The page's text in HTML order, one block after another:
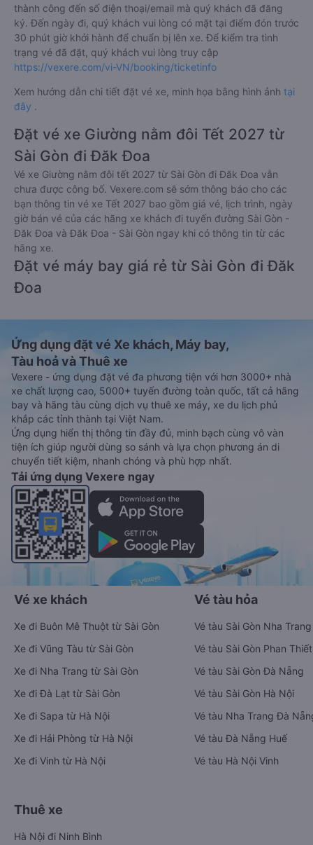
thành công đến số điện thoại/email mà quý khách đã đăng
ký. Đến ngày đi, quý khách vui lòng có mặt tại điểm đón trước
30 phút giờ khởi hành để chuẩn bị lên xe. Để kiểm tra tình
trạng vé đã đặt, quý khách vui lòng truy cập
https://vexere.com/vi-VN/booking/ticketinfo
Xem hướng dẫn chi tiết đặt vé xe, minh họa bằng hình ảnh tại
đây .
Đặt vé xe Giường nằm đôi Tết 2027 từ
Sài Gòn đi Đăk Đoa
Vé xe Giường nằm đôi tết 2027 từ Sài Gòn đi Đăk Đoa vẫn
chưa được công bố. Vexere.com sẽ sớm thông báo cho các
bạn thông tin vé xe Tết 2027 bao gồm giá vé, lịch trình, ngày
giờ bán vé của các hãng xe khách đi tuyến đường Sài Gòn -
Đăk Đoa và Đăk Đoa - Sài Gòn ngay khi có thông tin từ các
hãng xe.
Đặt vé máy bay giá rẻ từ Sài Gòn đi Đăk
Đoa
Ứng dụng đặt vé Xe khách, Máy bay,
Tàu hoả và Thuê xe
Vexere - ứng dụng đặt vé đa phương tiện với hơn 3000+ nhà
xe chất lượng cao, 5000+ tuyến đường toàn quốc, tất cả hãng
bay và hãng tàu cùng dịch vụ thuê xe máy, xe du lịch phủ
khắp các tỉnh thành tại Việt Nam.
Ứng dụng hiển thị thông tin đầy đủ, minh bạch cùng vô vàn
tiện ích giúp người dùng so sánh và lựa chọn phương án di
chuyển tiết kiệm, nhanh chóng và phù hợp nhất.
Tải ứng dụng Vexere ngay
Vé xe khách
Xe đi Buôn Mê Thuột từ Sài Gòn
Xe đi Vũng Tàu từ Sài Gòn
Xe đi Nha Trang từ Sài Gòn
Xe đi Đà Lạt từ Sài Gòn
Xe đi Sapa từ Hà Nội
Xe đi Hải Phòng từ Hà Nội
Xe đi Vinh từ Hà Nội
Vé tàu hỏa
Vé tàu Sài Gòn Nha Trang
Vé tàu Sài Gòn Phan Thiết
Vé tàu Sài Gòn Đà Nẵng
Vé tàu Sài Gòn Hà Nội
Vé tàu Nha Trang Đà
Vé tàu Đà Nẵng Huế
Vé tàu Hà Nội Vinh
Thuê xe
Hà Nội đi Ninh Bình